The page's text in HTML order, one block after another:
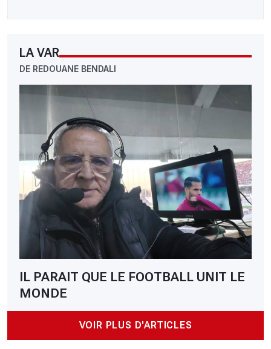
LA VAR
DE REDOUANE BENDALI
IL PARAIT QUE LE FOOTBALL UNIT LE
MONDE
VOIR PLUS D'ARTICLES